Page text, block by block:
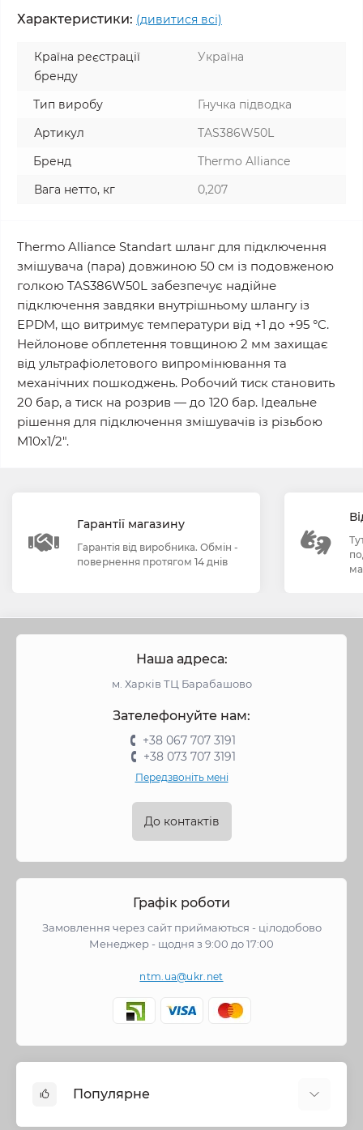
Характеристики: (дивитися всі)
Країна реєстрації
бренду
Україна
Тип виробу
Гнучка підводка
Артикул
TAS386W50L
Бренд
Thermo Alliance
Вага нетто, кг
0,207
Thermo Alliance Standart шланг для підключення
змішувача (пара) довжиною 50 см із подовженою
голкою TAS386W50L забезпечує надійне
підключення завдяки внутрішньому шлангу із
EPDM, що витримує температури від +1 до +95 °C.
Нейлонове обплетення товщиною 2 мм захищає
від ультрафіолетового випромінювання та
механічних пошкоджень. Робочий тиск становить
20 бар, а тиск на розрив — до 120 бар. Ідеальне
рішення для підключення змішувачів із різьбою
M10x1/2".
Гарантії магазину
Гарантія від виробника. Обмін -
повернення протягом 14 днів
Наша адреса:
м. Харків ТЦ Барабашово
Зателефонуйте нам:
+38 067 707 3191
+38 073 707 3191
Передзвоніть мені
До контактів
Графік роботи
Замовлення через сайт приймаються - цілодобово
Менеджер - щодня з 9:00 до 17:00
ntm.ua@ukr.net
Популярне